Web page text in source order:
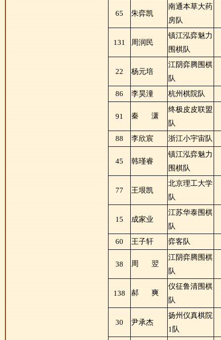
65 朱弈凯
南通本草大药
房队
131 周润民
镇江泓弈魅力
围棋队
22 杨元培
江阴弈腾围棋
队
86
李昊潼 杭州棋院队
91 秦 潇
终极皮皮联盟
队
88
李欣宸 浙江小宇宙队
45 韩瑾睿
镇江泓弈魅力
围棋队
77 王垠凯
北京理工大学
队
15 成家业
江苏华泰围棋
队
60
王子轩 弈客队
38 周 翌
江阴弈腾围棋
队
138 郝 爽
仪征鲁清围棋
队
30 尹承杰
扬州仪真棋院
1队